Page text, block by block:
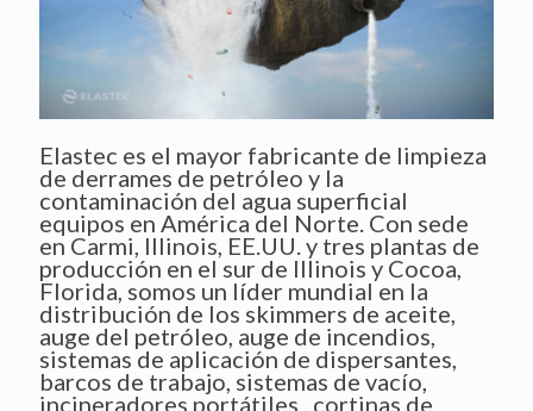
Elastec es el mayor fabricante de limpieza
de derrames de petróleo y la
contaminación del agua superficial
equipos en América del Norte. Con sede
en Carmi, Illinois, EE.UU. y tres plantas de
producción en el sur de Illinois y Cocoa,
Florida, somos un líder mundial en la
distribución de los skimmers de aceite,
auge del petróleo, auge de incendios,
sistemas de aplicación de dispersantes,
barcos de trabajo, sistemas de vacío,
incineradores portátiles , cortinas de